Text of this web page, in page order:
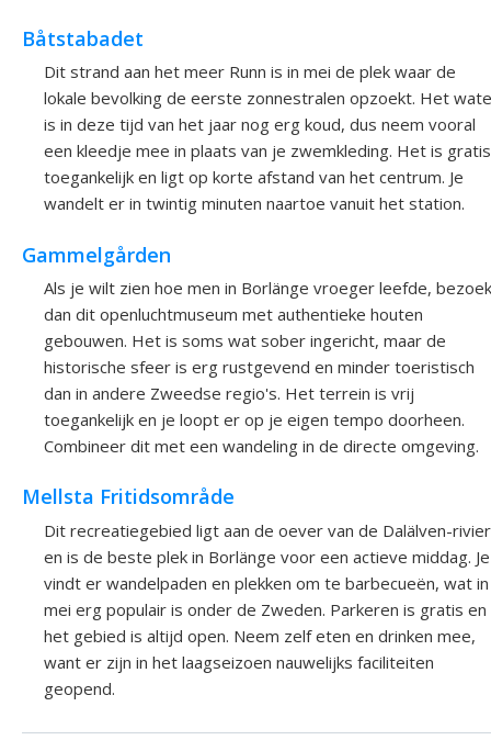
Båtstabadet
Dit strand aan het meer Runn is in mei de plek waar de
lokale bevolking de eerste zonnestralen opzoekt. Het
is in deze tijd van het jaar nog erg koud, dus neem vooral
een kleedje mee in plaats van je zwemkleding. Het is gratis
toegankelijk en ligt op korte afstand van het centrum. Je
wandelt er in twintig minuten naartoe vanuit het station.
Gammelgården
Als je wilt zien hoe men in Borlänge vroeger leefde, bezoek
dan dit openluchtmuseum met authentieke houten
gebouwen. Het is soms wat sober ingericht, maar de
historische sfeer is erg rustgevend en minder toeristisch
dan in andere Zweedse regio's. Het terrein is vrij
toegankelijk en je loopt er op je eigen tempo doorheen.
Combineer dit met een wandeling in de directe omgeving.
Mellsta Fritidsområde
Dit recreatiegebied ligt aan de oever van de Dalälven-rivier
en is de beste plek in Borlänge voor een actieve middag. Je
vindt er wandelpaden en plekken om te barbecueën, wat in
mei erg populair is onder de Zweden. Parkeren is gratis en
het gebied is altijd open. Neem zelf eten en drinken mee,
want er zijn in het laagseizoen nauwelijks faciliteiten
geopend.